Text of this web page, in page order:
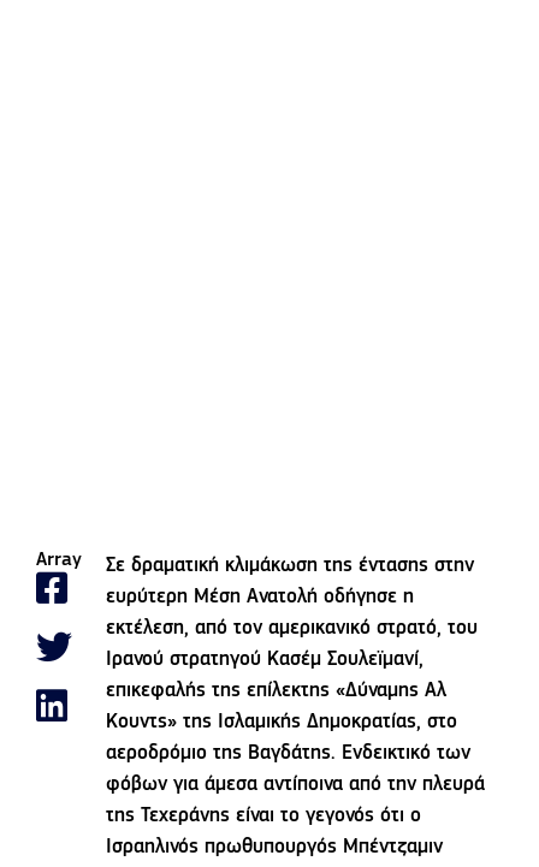
Array
Σε δραματική κλιμάκωση της έντασης στην
ευρύτερη Μέση Ανατολή οδήγησε η
εκτέλεση, από τον αμερικανικό στρατό, του
Ιρανού στρατηγού Κασέμ Σουλεϊμανί,
επικεφαλής της επίλεκτης «Δύναμης Αλ
Κουντς» της Ισλαμικής Δημοκρατίας, στο
αεροδρόμιο της Βαγδάτης. Ενδεικτικό των
φόβων για άμεσα αντίποινα από την πλευρά
της Τεχεράνης είναι το γεγονός ότι ο
Ισραηλινός πρωθυπουργός Μπέντζαμιν